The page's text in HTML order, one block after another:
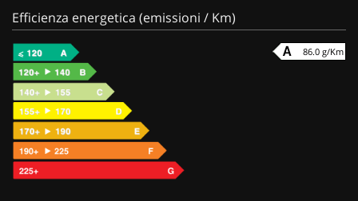
Efficienza energetica (emissioni / Km)
86.0 g/Km